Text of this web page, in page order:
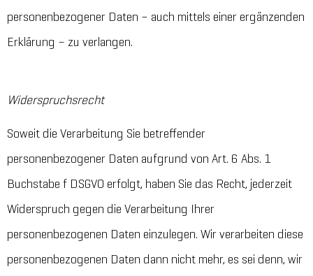
personenbezogener Daten – auch mittels einer ergänzenden
Erklärung – zu verlangen.
Widerspruchsrecht
Soweit die Verarbeitung Sie betreffender
personenbezogener Daten aufgrund von Art. 6 Abs. 1
Buchstabe f DSGVO erfolgt, haben Sie das Recht, jederzeit
Widerspruch gegen die Verarbeitung Ihrer
personenbezogenen Daten einzulegen. Wir verarbeiten diese
personenbezogenen Daten dann nicht mehr, es sei denn, wir